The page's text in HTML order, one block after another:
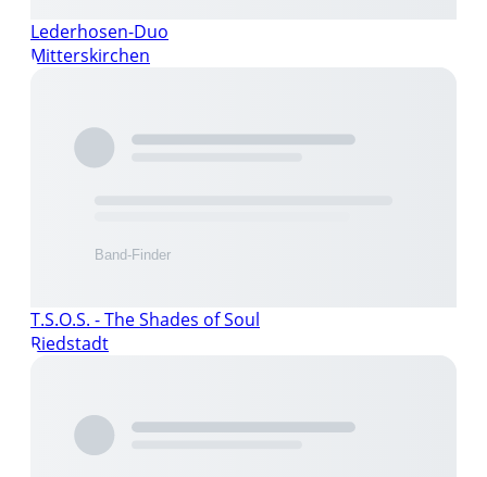
Lederhosen-Duo
Mitterskirchen
T.S.O.S. - The Shades of Soul
Riedstadt